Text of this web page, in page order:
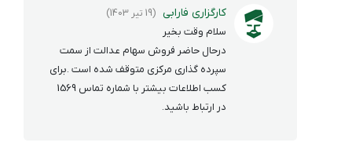
کارگزاری فارابی (19 تیر 1403)
سلام وقت بخیر
درحال حاضر فروش سهام عدالت از سمت
سپرده گذاری مرکزی متوقف شده است .برای
کسب اطلاعات بیشتر با شماره تماس 1569
در ارتباط باشید.